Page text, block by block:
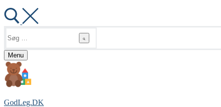
efter:
Menu
GodLeg.DK